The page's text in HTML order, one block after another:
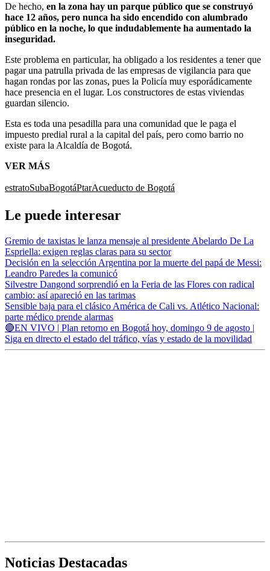
De hecho, en la zona hay un parque público que se construyó
hace 12 años, pero nunca ha sido encendido con alumbrado
público en la noche, lo que indudablemente ha aumentado la
inseguridad.
Este problema en particular, ha obligado a los residentes a tener que
pagar una patrulla privada de las empresas de vigilancia para que
hagan rondas por las zonas, pues la Policía muy esporádicamente
hace presencia en el lugar. Los constructores de estas viviendas
guardan silencio.
Esta es toda una pesadilla para una comunidad que le paga el
impuesto predial rural a la capital del país, pero como barrio no
existe para la Alcaldía de Bogotá.
VER MÁS
estratoSubaBogotáPtarAcueducto de Bogotá
Le puede interesar
Gremio de taxistas le lanza mensaje al presidente Abelardo De La
Espriella: exigen reglas claras para su sector
Decisión en la selección Argentina por la muerte del papá de Messi:
Leandro Paredes la comunicó
Silvestre Dangond sorprendió en la Feria de las Flores con radical
cambio: así apareció en las tarimas
Sensible baja para el clásico América de Cali vs. Atlético Nacional:
parte médico prende alarmas
🔴EN VIVO | Plan retorno en Bogotá hoy, domingo 9 de agosto |
Siga en directo el estado del tráfico, vías y estado de la movilidad
Noticias Destacadas